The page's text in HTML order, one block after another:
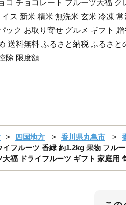
コ チョコレート フルーツ大福 ク
イス 新米 精米 無洗米 玄米 冷凍
ック お取り寄せ グルメ ギフト
送料無料 ふるさと納税 ふるさと
除 限度額
四国地方 香川県丸亀市
イフルーツ 香緑 約1.2kg 果物 フル
大福 ドライフルーツ ギフト 家庭用